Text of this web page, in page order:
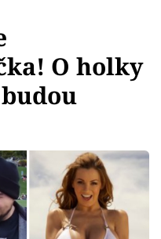
O holky